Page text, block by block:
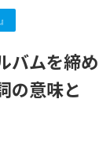
バムを締め
の意味と